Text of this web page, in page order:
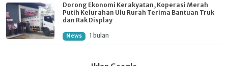
Dorong Ekonomi Kerakyatan, Koperasi Merah
Putih Kelurahan Ulu Rurah Terima Bantuan Truk
dan Rak Display
News 1 bulan